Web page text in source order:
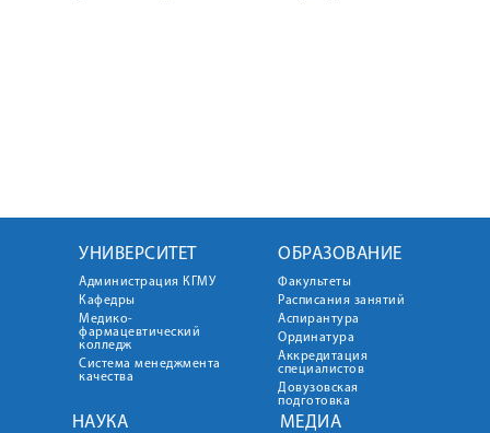
УНИВЕРСИТЕТ
Администрация КГМУ
Кафедры
Медико-
фармацевтический
колледж
Система менеджмента
качества
ОБРАЗОВАНИЕ
Факультеты
Расписания занятий
Аспирантура
Ординатура
Аккредитация
специалистов
Довузовская
подготовка
НАУКА МЕДИА